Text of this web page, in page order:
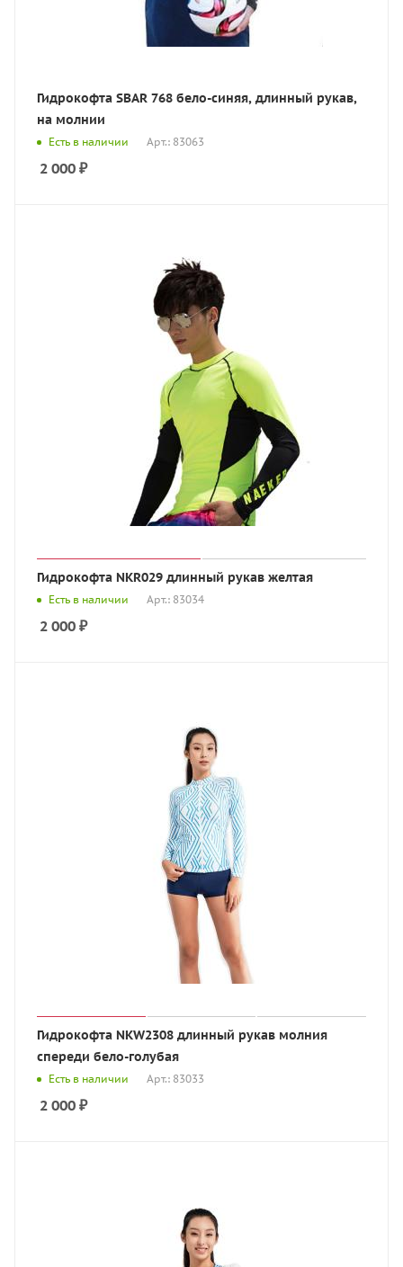
Гидрокофта SBAR 768 бело-синяя, длинный рукав,
на молнии
Есть в наличии Арт.: 83063
2 000 ₽
Гидрокофта NKR029 длинный рукав желтая
Есть в наличии Арт.: 83034
2 000 ₽
Гидрокофта NKW2308 длинный рукав молния
спереди бело-голубая
Есть в наличии Арт.: 83033
2 000 ₽